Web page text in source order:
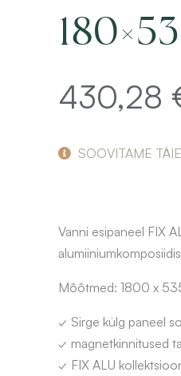
430,28
SOOVITAME
Vanni esipaneel FIX
Mõõtmed: 1800 x
✓ Sirge külg paneel
✓ magnetkinnitused
✓ FIX ALU